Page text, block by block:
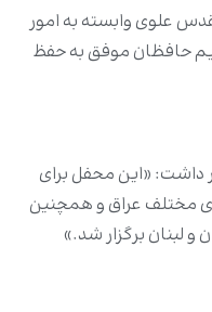
علوی وابسته به امور
حافظان موفق به حفظ
داشت: «این محفل برای
مختلف عراق و همچنین
و لبنان برگزار شد.»